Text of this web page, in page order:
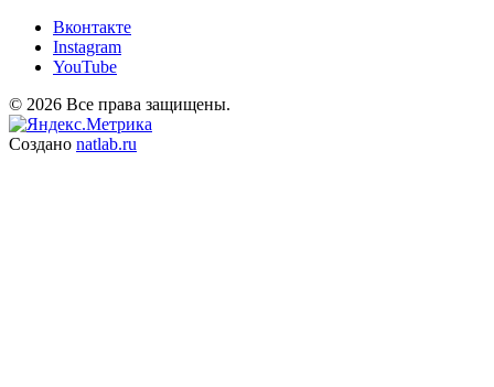
Вконтакте
Instagram
YouTube
© 2026 Все права защищены.
Создано natlab.ru